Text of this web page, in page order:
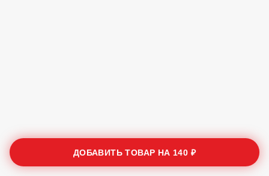
ДОБАВИТЬ ТОВАР НА 140 ₽